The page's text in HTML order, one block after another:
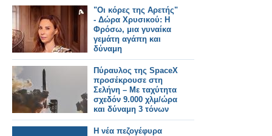
"Οι κόρες της Αρετής"
- Δώρα Χρυσικού: Η
Φρόσω, μια γυναίκα
γεμάτη αγάπη και
δύναμη
Πύραυλος της SpaceX
προσέκρουσε στη
Σελήνη – Με ταχύτητα
σχεδόν 9.000 χλμ/ώρα
και δύναμη 3 τόνων
ΤΝΤ
Η νέα πεζογέφυρα